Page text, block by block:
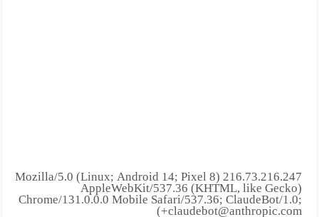
216.73.216.247 Mozilla/5.0 (Linux; Android 14; Pixel 8)
AppleWebKit/537.36 (KHTML, like Gecko)
Chrome/131.0.0.0 Mobile Safari/537.36; ClaudeBot/1.0;
+claudebot@anthropic.com)